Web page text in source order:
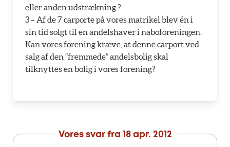
eller anden udstrækning ?
3 – Af de 7 carporte på vores matrikel blev én i
sin tid solgt til en andelshaver i naboforeningen.
Kan vores forening kræve, at denne carport ved
salg af den “fremmede” andelsbolig skal
tilknyttes en bolig i vores forening?
Vores svar fra 18 apr. 2012